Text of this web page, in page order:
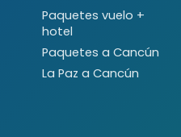
Paquetes vuelo +
hotel
Paquetes a Cancún
La Paz a Cancún